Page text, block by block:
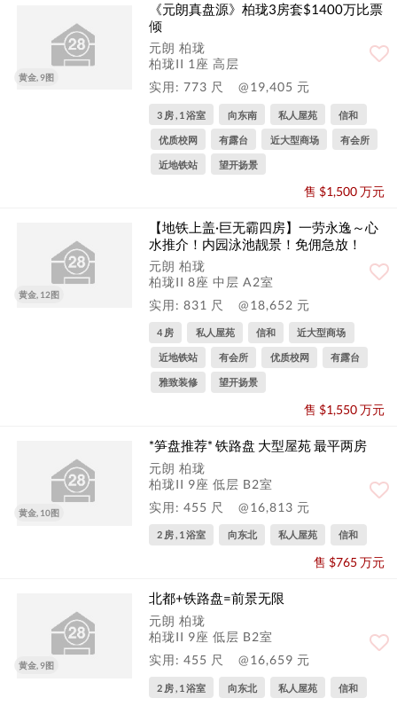
黄金, 9图
《元朗真盘源》柏珑3房套$1400万比票
倾
元朗 柏珑
柏珑II 1座 高层
实用: 773 尺
@19,405 元
3 房 , 1 浴室 向东南 私人屋苑 信和
优质校网 有露台 近大型商场 有会所
近地铁站 望开扬景
售 $1,500 万元
黄金, 12图
【地铁上盖·巨无霸四房】一劳永逸～心
水推介！内园泳池靓景！免佣急放！
元朗 柏珑
柏珑II 8座 中层 A2室
实用: 831 尺
@18,652 元
4 房 私人屋苑 信和 近大型商场
近地铁站 有会所 优质校网 有露台
雅致装修 望开扬景
售 $1,550 万元
黄金, 10图
*笋盘推荐* 铁路盘 大型屋苑 最平两房
元朗 柏珑
柏珑II 9座 低层 B2室
实用: 455 尺
@16,813 元
2 房 , 1 浴室 向东北 私人屋苑 信和
售 $765 万元
黄金, 9图
北都+铁路盘=前景无限
元朗 柏珑
柏珑II 9座 低层 B2室
实用: 455 尺
@16,659 元
2 房 , 1 浴室 向东北 私人屋苑 信和